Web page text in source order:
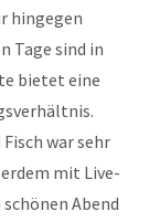
hingegen
Tage sind in
bietet eine
war sehr
mit Live-
Abend